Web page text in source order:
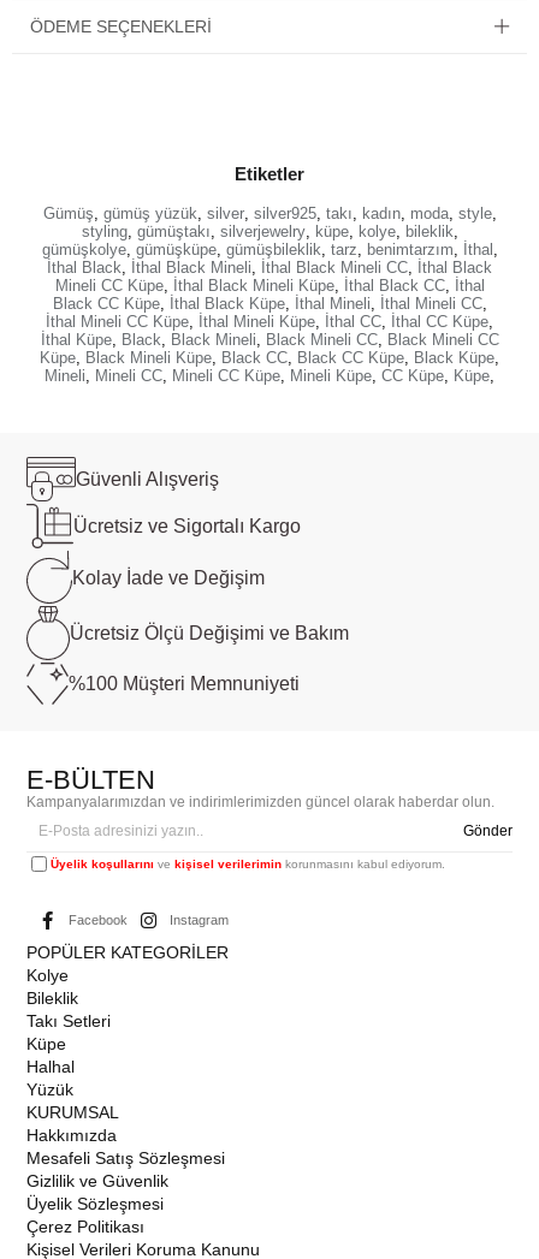
ÖDEME SEÇENEKLERI
Etiketler
Gümüş, gümüş yüzük, silver, silver925, takı, kadın, moda, style,
styling, gümüştakı, silverjewelry, küpe, kolye, bileklik,
gümüşkolye, gümüşküpe, gümüşbileklik, tarz, benimtarzım, İthal ,
İthal Black, İthal Black Mineli, İthal Black Mineli CC, İthal Black
Mineli CC Küpe, İthal Black Mineli Küpe, İthal Black CC, İthal
Black CC Küpe, İthal Black Küpe, İthal Mineli, İthal Mineli CC,
İthal Mineli CC Küpe, İthal Mineli Küpe, İthal CC, İthal CC Küpe,
İthal Küpe, Black, Black Mineli, Black Mineli CC, Black Mineli CC
Küpe, Black Mineli Küpe, Black CC, Black CC Küpe, Black Küpe,
Mineli, Mineli CC, Mineli CC Küpe, Mineli Küpe, CC Küpe, Küpe,
Güvenli Alışveriş
Ücretsiz ve Sigortalı Kargo
Kolay İade ve Değişim
Ücretsiz Ölçü Değişimi ve Bakım
%100 Müşteri Memnuniyeti
E-BÜLTEN
Kampanyalarımızdan ve indirimlerimizden güncel olarak haberdar olun.
Gönder
Üyelik koşullarını vekişisel verilerimin korunmasını kabul ediyorum.
Facebook Instagram
POPÜLER KATEGORİLER
Kolye
Bileklik
Takı Setleri
Küpe
Halhal
Yüzük
KURUMSAL
Hakkımızda
Mesafeli Satış Sözleşmesi
Gizlilik ve Güvenlik
Üyelik Sözleşmesi
Çerez Politikası
Kişisel Verileri Koruma Kanunu